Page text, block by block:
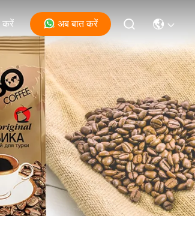
करें अब बात करें